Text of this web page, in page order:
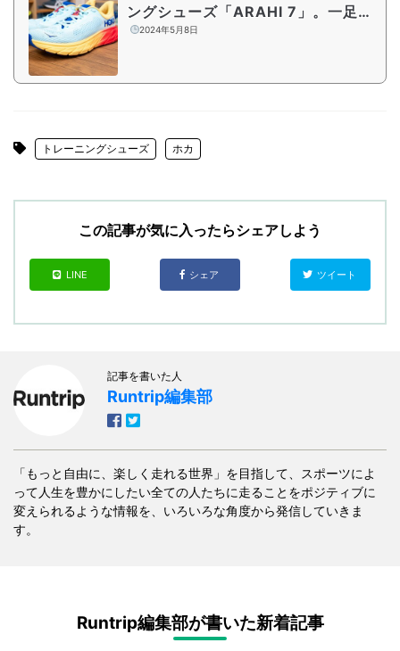
ングシューズ「ARAHI 7」。一足あ
ると重宝する理由とは？
2024年5月8日
トレーニングシューズ ホカ
この記事が気に入ったらシェアしよう
LINE シェア ツイート
記事を書いた人
Runtrip編集部
「もっと自由に、楽しく走れる世界」を目指して、スポーツによ
って人生を豊かにしたい全ての人たちに走ることをポジティブに
変えられるような情報を、いろいろな角度から発信していきま
す。
Runtrip編集部が書いた新着記事